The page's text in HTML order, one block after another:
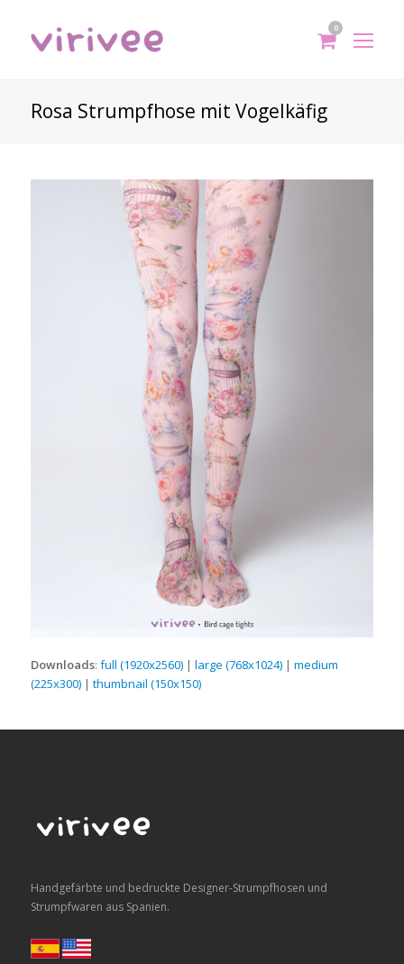
0
Rosa Strumpfhose mit Vogelkäfig
Downloads: full (1920x2560)| large (768x1024)| medium
(225x300)| thumbnail (150x150)
Handgefärbte und bedruckte Designer-Strumpfhosen und
Strumpfwaren aus Spanien.